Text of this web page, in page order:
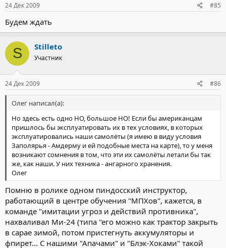
24 Дек 2009 #85
Будем ждать
S Stilleto
Участник
24 Дек 2009 #86
Олег написал(а):
Но здесь есть одно НО, большое НО! Если бы американцам
пришлось бы эксплуатировать их в тех условиях, в которых
эксплуатировались наши самолёты (я имею в виду условия
Заполярья - Амдерму и ей подобные места на карте), то у меня
возникают сомнения в том, что эти их самолёты летали бы так
же, как наши. У них техника - ангарного хранения.
Олег
Помню в ролике одном пиндосский инструктор,
работающий в центре обучения "МПХов", кажется, в
команде "имитации угроз и действий противника",
нахваливал Ми-24 (типа "его можно как трактор закрыть
в сарае зимой, потом пристегнуть аккумуляторы и
фпирет... С нашими "Апачами" и "Блэк-Хоками" такой